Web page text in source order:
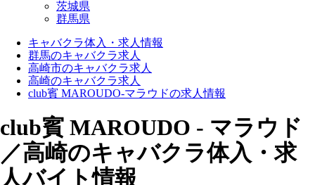
茨城県
群馬県
キャバクラ体入・求人情報
群馬のキャバクラ求人
高崎市のキャバクラ求人
高崎のキャバクラ求人
club賓 MAROUDO-マラウドの求人情報
club賓 MAROUDO - マラウド
／高崎のキャバクラ体入・求
人バイト情報